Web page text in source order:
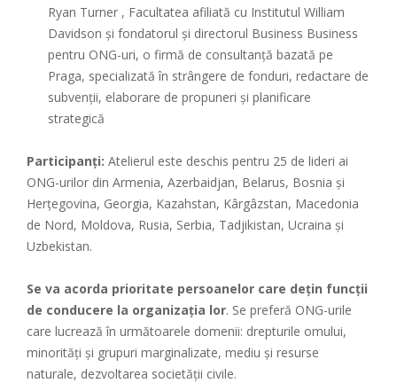
Ryan Turner , Facultatea afiliată cu Institutul William
Davidson și fondatorul și directorul Business Business
pentru ONG-uri, o firmă de consultanță bazată pe
Praga, specializată în strângere de fonduri, redactare de
subvenții, elaborare de propuneri și planificare
strategică
Participanți: Atelierul este deschis pentru 25 de lideri ai
ONG-urilor din Armenia, Azerbaidjan, Belarus, Bosnia și
Herțegovina, Georgia, Kazahstan, Kârgâzstan, Macedonia
de Nord, Moldova, Rusia, Serbia, Tadjikistan, Ucraina și
Uzbekistan.
Se va acorda prioritate persoanelor care dețin funcții
de conducere la organizația lor. Se preferă ONG-urile
care lucrează în următoarele domenii: drepturile omului,
minorități și grupuri marginalizate, mediu și resurse
naturale, dezvoltarea societății civile.